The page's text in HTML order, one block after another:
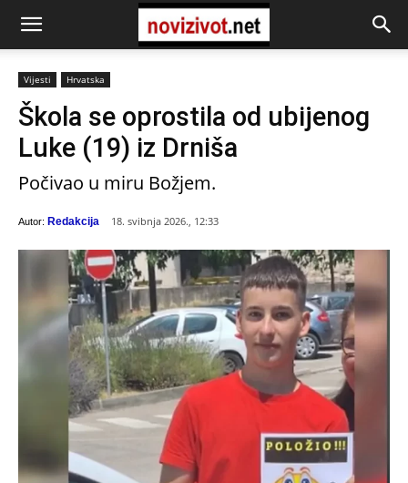
Vijesti Hrvatska
Škola se oprostila od ubijenog
Luke (19) iz Drniša
Počivao u miru Božjem.
Autor: Redakcija 18. svibnja 2026., 12:33